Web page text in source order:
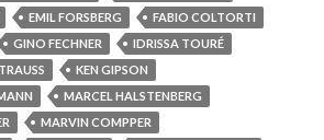
EMIL FORSBERG
FABIO COLTORTI
GINO FECHNER
IDRISSA TOURÉ
KEN GIPSON
MARCEL HALSTENBERG
MARVIN COMPPER